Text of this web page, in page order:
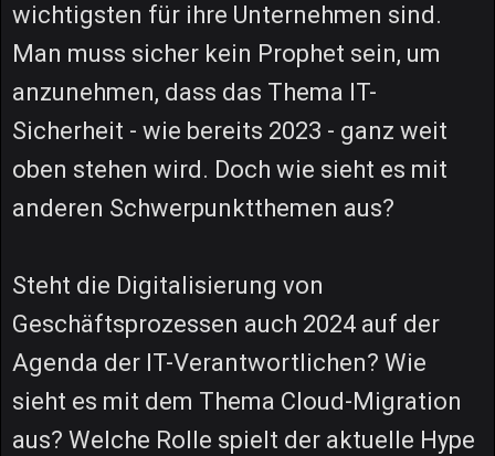
wichtigsten für ihre Unternehmen sind.
Man muss sicher kein Prophet sein, um
anzunehmen, dass das Thema IT-
Sicherheit - wie bereits 2023 - ganz weit
oben stehen wird. Doch wie sieht es mit
anderen Schwerpunktthemen aus?
Steht die Digitalisierung von
Geschäftsprozessen auch 2024 auf der
Agenda der IT-Verantwortlichen? Wie
sieht es mit dem Thema Cloud-Migration
aus? Welche Rolle spielt der aktuelle Hype